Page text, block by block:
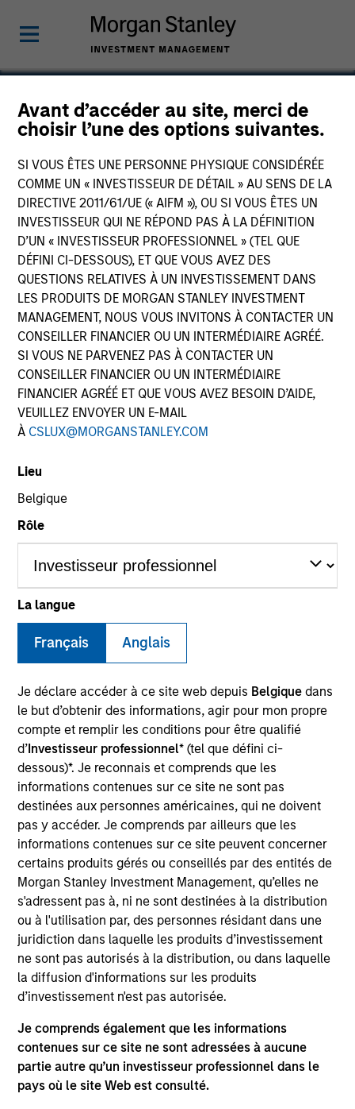
Avant d’accéder au site, merci de
choisir l’une des options suivantes.
SI VOUS ÊTES UNE PERSONNE PHYSIQUE CONSIDÉRÉE
COMME UN « INVESTISSEUR DE DÉTAIL » AU SENS DE LA
DIRECTIVE 2011/61/UE (« AIFM »), OU SI VOUS ÊTES UN
INVESTISSEUR QUI NE RÉPOND PAS À LA DÉFINITION
D’UN « INVESTISSEUR PROFESSIONNEL » (TEL QUE
DÉFINI CI-DESSOUS), ET QUE VOUS AVEZ DES
QUESTIONS RELATIVES À UN INVESTISSEMENT DANS
LES PRODUITS DE MORGAN STANLEY INVESTMENT
MANAGEMENT, NOUS VOUS INVITONS À CONTACTER UN
CONSEILLER FINANCIER OU UN INTERMÉDIAIRE AGRÉÉ.
SI VOUS NE PARVENEZ PAS À CONTACTER UN
CONSEILLER FINANCIER OU UN INTERMÉDIAIRE
FINANCIER AGRÉÉ ET QUE VOUS AVEZ BESOIN D’AIDE,
VEUILLEZ ENVOYER UN E-MAIL
À CSLUX@MORGANSTANLEY.COM
Lieu
Belgique
Rôle
La langue
Français Anglais
Je déclare accéder à ce site web depuis Belgique dans
le but d’obtenir des informations, agir pour mon propre
compte et remplir les conditions pour être qualifié
d’Investisseur professionnel* (tel que défini ci-
dessous)*. Je reconnais et comprends que les
informations contenues sur ce site ne sont pas
destinées aux personnes américaines, qui ne doivent
pas y accéder. Je comprends par ailleurs que les
informations contenues sur ce site peuvent concerner
certains produits gérés ou conseillés par des entités de
Morgan Stanley Investment Management, qu’elles ne
s'adressent pas à, ni ne sont destinées à la distribution
ou à l'utilisation par, des personnes résidant dans une
juridiction dans laquelle les produits d’investissement
ne sont pas autorisés à la distribution, ou dans laquelle
la diffusion d'informations sur les produits
d’investissement n'est pas autorisée.
Je comprends également que les informations
contenues sur ce site ne sont adressées à aucune
partie autre qu’un investisseur professionnel dans le
pays où le site Web est consulté.
Comar
SECTOR
Industrial Services
COUNTRY
United States
Invested on
Jun 2018
Transaction Type
Founder Recapitalization
Comar is a leading rigid plastics packaging
manufacturer of bottles, containers, liquid dosing
deices and closures predominantly for the
healthcare and wellness industry. Comar's portfolio
of products are mainly for the phamaceutical,
medical diagnostics and nutraceutical end-markets.
View Current Employment Opportunities
View Site
Board Membership
Eric Kanter, Maxwell Waterous
Investment Team
Morgan Stanley Capital Partners